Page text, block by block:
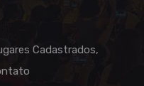
Cadastrados